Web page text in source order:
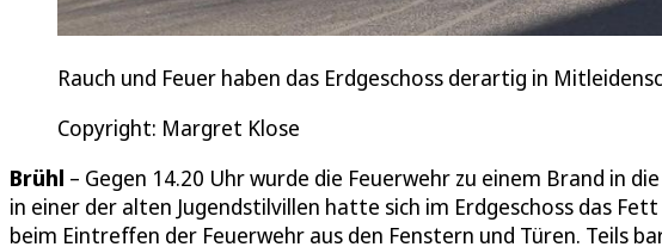
Rauch und Feuer haben das Erdgeschoss derartig in
Copyright: Margret Klose
Brühl – Gegen 14.20 Uhr wurde die Feuerwehr zu einem Brand in
in einer der alten Jugendstilvillen hatte sich im Erdgeschoss das
beim Eintreffen der Feuerwehr aus den Fenstern und Türen. Teils